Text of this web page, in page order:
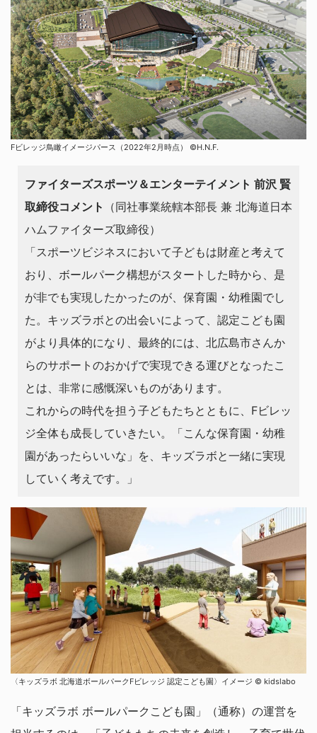
Fビレッジ鳥瞰イメージパース（2022年2月時点） ©H.N.F.
ファイターズスポーツ＆エンターテイメント 前沢 賢
取締役コメント
（同社事業統轄本部長 兼 北海道日本
ハムファイターズ取締役）
「スポーツビジネスにおいて子どもは財産と考えて
おり、ボールパーク構想がスタートした時から、是
が非でも実現したかったのが、保育園・幼稚園でし
た。キッズラボとの出会いによって、認定こども園
がより具体的になり、最終的には、北広島市さんか
らのサポートのおかげで実現できる運びとなったこ
とは、非常に感慨深いものがあります。
これからの時代を担う子どもたちとともに、Fビレッ
ジ全体も成長していきたい。「こんな保育園・幼稚
園があったらいいな」を、キッズラボと一緒に実現
していく考えです。」
〈キッズラボ 北海道ボールパークFビレッジ 認定こども園〉イメージ ©︎ kidslabo
「キッズラボ ボールパークこども園」（通称）の運営を